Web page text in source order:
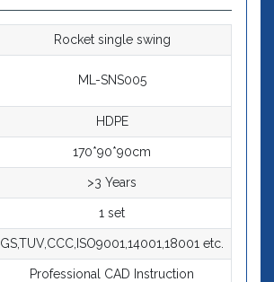
Rocket single swing
ML-SNS005
HDPE
170*90*90cm
>3 Years
1 set
GS,TUV,CCC,ISO9001,14001,18001 etc.
Professional CAD Instruction